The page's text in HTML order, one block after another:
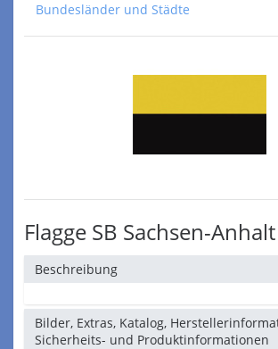
Bundesländer und Städte
Flagge SB Sachsen-
Beschreibung
Bilder, Extras, Katalog,
Sicherheits- und Produktinformationen